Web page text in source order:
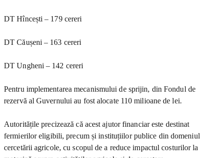
DT Hîncești – 179 cereri
DT Căușeni – 163 cereri
DT Ungheni – 142 cereri
Pentru implementarea mecanismului de sprijin, din Fondul de
rezervă al Guvernului au fost alocate 110 milioane de lei.
Autoritățile precizează că acest ajutor financiar este destinat
fermierilor eligibili, precum și instituțiilor publice din domeniul
cercetării agricole, cu scopul de a reduce impactul costurilor la